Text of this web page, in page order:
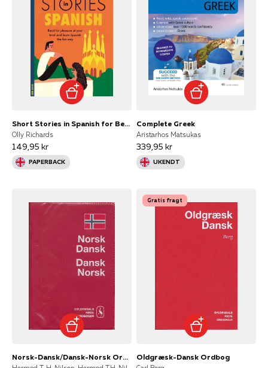
Short Stories in Spanish for Beginners
Olly Richards
149,95 kr
PAPERBACK
Complete Greek
Aristarhos Matsukas
339,95 kr
UKENDT
Norsk-Dansk/Dansk-Norsk Ordbog
Gratis fragt
Oldgræsk-Dansk Ordbog